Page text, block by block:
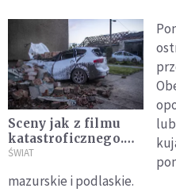
Sceny jak z filmu
katastroficznego.
Tak wyglądało
[WIDEO]
ŚWIAT
mazurskie i podlaskie.